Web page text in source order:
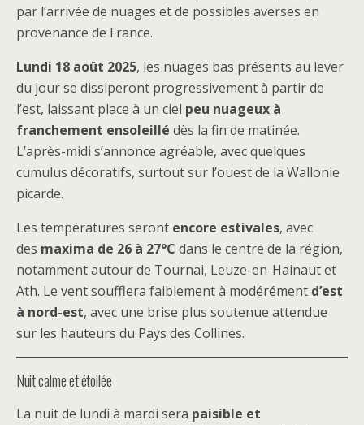
par l’arrivée de nuages et de possibles averses en
provenance de France.
Lundi 18 août 2025, les nuages bas présents au lever
du jour se dissiperont progressivement à partir de
l’est, laissant place à un ciel peu nuageux à
franchement ensoleillé dès la fin de matinée.
L’après-midi s’annonce agréable, avec quelques
cumulus décoratifs, surtout sur l’ouest de la Wallonie
picarde.
Les températures seront encore estivales, avec
des maxima de 26 à 27°C dans le centre de la région,
notamment autour de Tournai, Leuze-en-Hainaut et
Ath. Le vent soufflera faiblement à modérément d’est
à nord-est, avec une brise plus soutenue attendue
sur les hauteurs du Pays des Collines.
Nuit calme et étoilée
La nuit de lundi à mardi sera paisible et